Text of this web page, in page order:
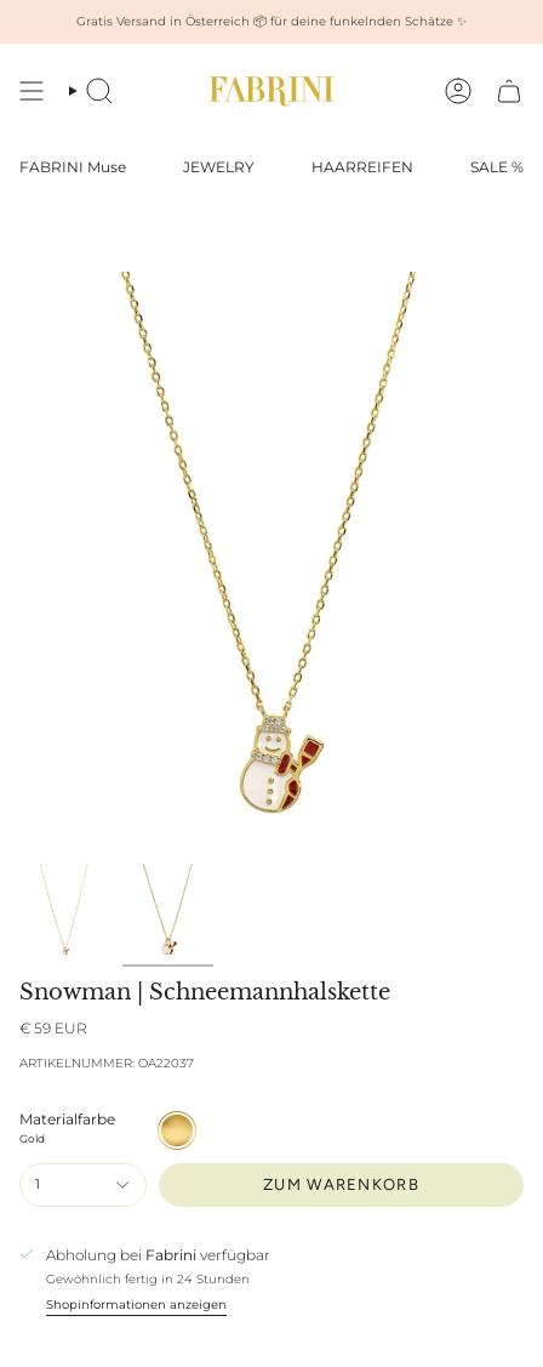
springen
Suche Konto
FABRINI Muse JEWELRY HAARREIFEN SALE %
Gratis Versand in Österreich 📦 für deine funkelnden Schätze ✨
Snowman | Schneemannhalskette
€ 59 EUR
ARTIKELNUMMER: OA22037
Materialfarbe
Gold
Gold
1 ZUM WARENKORB
Abholung bei Fabrini verfügbar
Gewöhnlich fertig in 24 Stunden
Shopinformationen anzeigen